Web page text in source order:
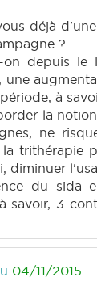
déjà
?
on depuis le
une
à
la
ne
trithérapie
diminuer
du sida
savoir, 3
04/11/2015